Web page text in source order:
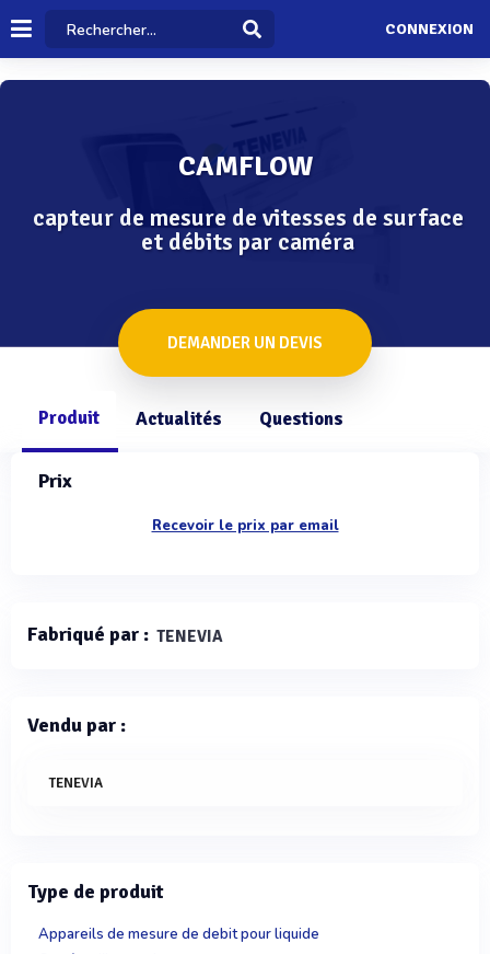
CONNEXION
CAMFLOW
capteur de mesure de vitesses de surface
et débits par caméra
DEMANDER UN DEVIS
Produit Actualités Questions
Prix
Recevoir le prix par email
Fabriqué par : TENEVIA
Vendu par :
TENEVIA
Type de produit
Appareils de mesure de debit pour liquide